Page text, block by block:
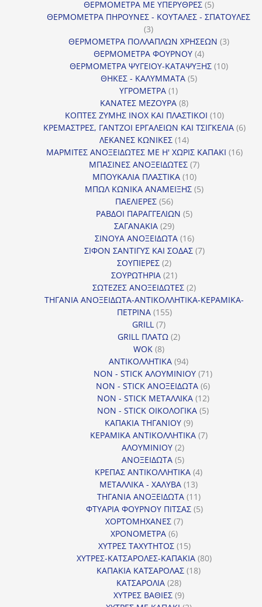
προϊόν
ΘΕΡΜΟΜΕΤΡΑ ΜΕ ΥΠΕΡΥΘΡΕΣ 55
προϊόντα
ΘΕΡΜΟΜΕΤΡΑ ΠΗΡΟΥΝΕΣ - ΚΟΥΤΑΛΕΣ - ΣΠΑΤΟΥΛΕΣ
33
προϊόντα
ΘΕΡΜΟΜΕΤΡΑ ΠΟΛΛΑΠΛΩΝ ΧΡΗΣΕΩΝ 33
ΘΕΡΜΟΜΕΤΡΑ ΦΟΥΡΝΟΥ 44
προϊόντα
ΘΕΡΜΟΜΕΤΡΑ ΨΥΓΕΙΟΥ-ΚΑΤΑΨΥΞΗΣ 1010
ΘΗΚΕΣ - ΚΑΛΥΜΜΑΤΑ 55
ΥΓΡΟΜΕΤΡΑ 11
προϊόν
ΚΑΝΑΤΕΣ ΜΕΖΟΥΡΑ 88
προϊόντα
ΚΟΠΤΕΣ ΖΥΜΗΣ INOX ΚΑΙ ΠΛΑΣΤΙΚΟΙ 1010
προϊόντα
ΚΡΕΜΑΣΤΡΕΣ, ΓΑΝΤΖΟΙ ΕΡΓΑΛΕΙΩΝ ΚΑΙ ΤΣΙΓΚΕΛΙΑ 66
ΛΕΚΑΝΕΣ ΚΩΝΙΚΕΣ 1414
προϊόντα
ΜΑΡΜΙΤΕΣ ΑΝΟΞΕΙΔΩΤΕΣ ΜΕ Η' ΧΩΡΙΣ ΚΑΠΑΚΙ 1616
ΜΠΑΣΙΝΕΣ ΑΝΟΞΕΙΔΩΤΕΣ 77
ΜΠΟΥΚΑΛΙΑ ΠΛΑΣΤΙΚΑ 1010
προϊόντα
ΜΠΩΛ ΚΩΝΙΚΑ ΑΝΑΜΕΙΞΗΣ 55
ΠΑΕΛΙΕΡΕΣ 5656
προϊόντα
ΡΑΒΔΟΙ ΠΑΡΑΓΓΕΛΙΩΝ 55
ΣΑΓΑΝΑΚΙΑ 2929
προϊόντα
ΣΙΝΟΥΑ ΑΝΟΞΕΙΔΩΤΑ 1616
προϊόντα
ΣΙΦΟΝ ΣΑΝΤΙΓΥΣ ΚΑΙ ΣΟΔΑΣ 77
ΣΟΥΠΙΕΡΕΣ 22
προϊόντα
ΣΟΥΡΩΤΗΡΙΑ 2121
προϊόντα
ΣΩΤΕΖΕΣ ΑΝΟΞΕΙΔΩΤΕΣ 22
προϊόντα
ΤΗΓΑΝΙΑ ΑΝΟΞΕΙΔΩΤΑ-ΑΝΤΙΚΟΛΛΗΤΙΚΑ-ΚΕΡΑΜΙΚΑ-
ΠΕΤΡΙΝΑ 155155
GRILL 77
προϊόντα
GRILL ΠΛΑΤΩ 22
WOK 88
προϊόντα
ΑΝΤΙΚΟΛΛΗΤΙΚΑ 9494
προϊόντα
NON - STICK ΑΛΟΥΜΙΝΙΟΥ 7171
προϊόντα
NON - STICK ΑΝΟΞΕΙΔΩΤΑ 66
προϊόντα
NON - STICK ΜΕΤΑΛΛΙΚΑ 1212
προϊόντα
NON - STICK ΟΙΚΟΛΟΓΙΚΑ 55
ΚΑΠΑΚΙΑ ΤΗΓΑΝΙΟΥ 99
προϊόντα
ΚΕΡΑΜΙΚΑ ΑΝΤΙΚΟΛΛΗΤΙΚΑ 77
ΑΛΟΥΜΙΝΙΟΥ 22
προϊόντα
ΑΝΟΞΕΙΔΩΤΑ 55
προϊόντα
ΚΡΕΠΑΣ ΑΝΤΙΚΟΛΛΗΤΙΚΑ 44
ΜΕΤΑΛΛΙΚΑ - ΧΑΛΥΒΑ 1313
προϊόντα
ΤΗΓΑΝΙΑ ΑΝΟΞΕΙΔΩΤΑ 1111
προϊόντα
ΦΤΥΑΡΙΑ ΦΟΥΡΝΟΥ ΠΙΤΣΑΣ 55
ΧΟΡΤΟΜΗΧΑΝΕΣ 77
ΧΡΟΝΟΜΕΤΡΑ 66
προϊόντα
ΧΥΤΡΕΣ ΤΑΧΥΤΗΤΟΣ 1515
προϊόντα
ΧΥΤΡΕΣ-ΚΑΤΣΑΡΟΛΕΣ-ΚΑΠΑΚΙΑ 8080
ΚΑΠΑΚΙΑ ΚΑΤΣΑΡΟΛΑΣ 1818
ΚΑΤΣΑΡΟΛΙΑ 2828
προϊόντα
ΧΥΤΡΕΣ ΒΑΘΙΕΣ 99